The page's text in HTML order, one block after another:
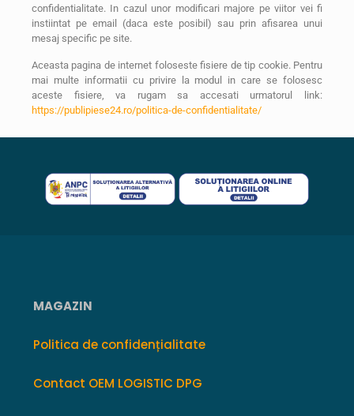
confidentialitate. In cazul unor modificari majore pe viitor vei fi
instiintat pe email (daca este posibil) sau prin afisarea unui
mesaj specific pe site.
Aceasta pagina de internet foloseste fisiere de tip cookie. Pentru
mai multe informatii cu privire la modul in care se folosesc
aceste fisiere, va rugam sa accesati urmatorul link:
https://publipiese24.ro/politica-de-confidentialitate/
MAGAZIN
Politica de confidențialitate
Contact OEM LOGISTIC DPG